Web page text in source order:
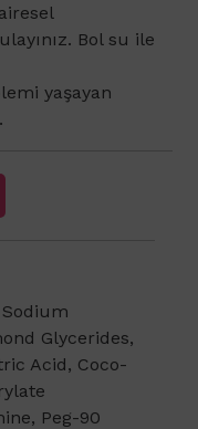
Bol su ile
yaşayan
Glycerides,
Acid, Coco-
Peg-90